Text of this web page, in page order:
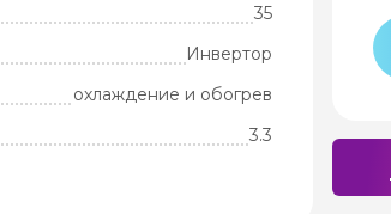
35
Инвертор
охлаждение и обогрев
3.3